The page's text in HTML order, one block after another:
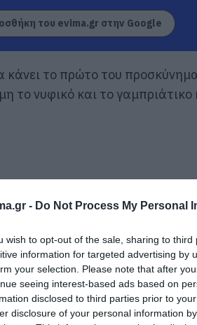
- Do Not Process My Personal
wish to opt-out of the sale, sharing to
information for targeted advertising by
your selection. Please note that after
seeing interest-based ads based on
disclosed to third parties prior to
disclosure of your personal information
του evima.gr στην Google
κάνει το πρώτο του
το νυφικό και το γαμπριάτικο